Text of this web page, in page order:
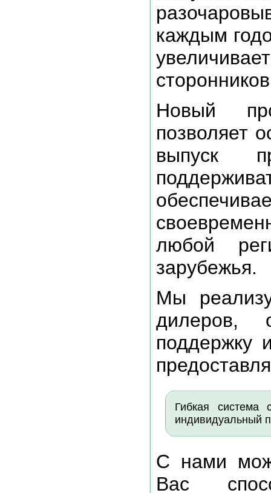
каждым
Новый
позволяет
выпуск
любой
зарубежья.
Мы
дилеров,
поддержку
Гибкая система
индивидуальный
С нами
Вас